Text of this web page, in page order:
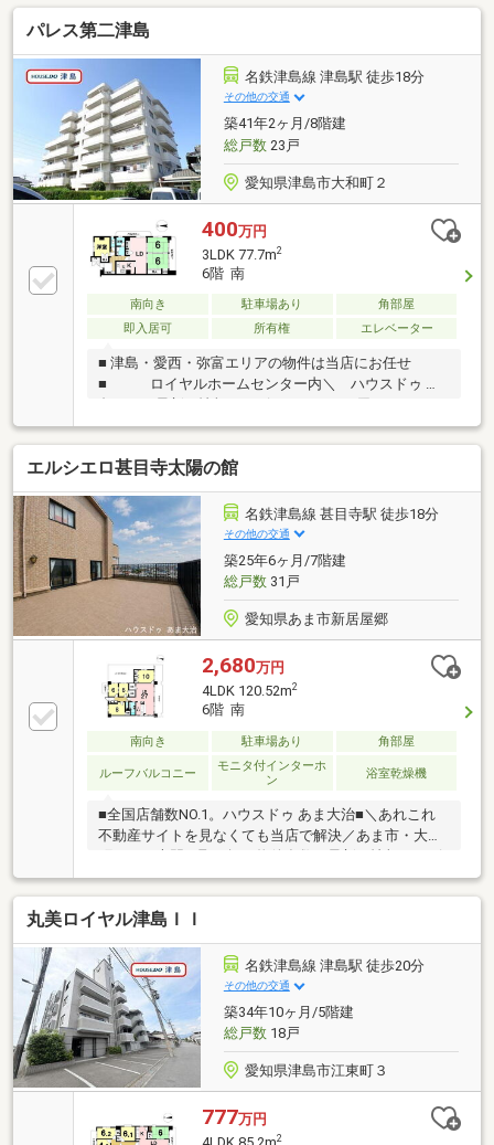
分の距離です。◇「スーパー」まで徒歩約１６分◇→
日々のお買い物も便利なエリアです。◇「コンビニ」
まで徒歩約６分→ちょっとしたお買い出しに便利で
す。まずはお気軽にお問合せ下さい！
パレス第二津島
名鉄津島線 津島駅 徒歩18分
その他の交通
築41年2ヶ月/8階建
総戸数23戸
愛知県津島市大和町２
400万円
3LDK 77.7m2
6階 南
南向き 駐車場あり
角部屋
即入居可
所有権 エレベーター
■ 津島・愛西・弥富エリアの物件は当店にお任せ
■ ロイヤルホームセンター内＼ ハウスドゥ 津
れ不動産サイトを見なくても当店で解決！ネットに掲
載していない物件は店頭でご紹介いたします。◆西小
学校/天王中学校◆角部屋◆2ヶ所バルコニあり◆ゆっ
たり寛げる6帖の和室が2室◆使い勝手の良いL字キッ
チン※写真をクリックすると、詳細をご覧いただけま
す。勤続年数が短い方・自営業者・他に借り入れがあ
るなどまずはお気軽にご相談ください！豊富な実績を
もとに最適な住宅ローンをご提案！
エルシエロ甚目寺太陽の館
名鉄津島線 甚目寺駅 徒歩18分
その他の交通
築25年6ヶ月/7階建
総戸数31戸
愛知県あま市新居屋郷
2,680万円
4LDK 120.52m2
6階 南
南向き 駐車場あり 角部屋
ルーフバルコニー
モニタ付インターホ
ン
浴室乾燥機
■全国店舗数NO.1。ハウスドゥ あま大治■＼あれこれ
不動産サイトを見なくても当店で解決／あま市・大治
ーディーにお届け。ネットに掲載していない物件は店
頭でご紹介いたします。◆甚目寺西小学校/甚目寺中学
校◆全居室6帖以上◆独立感のある住戸配置◆作業ス
ペースにゆとりあるキッチン◆収納豊富でスッキリ空
間※写真をクリックすると、詳細をご覧いただけま
す。
丸美ロイヤル津島ＩＩ
名鉄津島線 津島駅 徒歩20分
その他の交通
築34年10ヶ月/5階建
総戸数18戸
愛知県津島市江東町３
777万円
2